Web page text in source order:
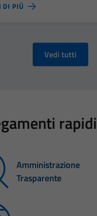
DI PIÙ
Vedi tutti
rapidi
Amministrazione
Trasparente